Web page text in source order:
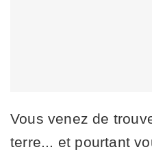
Vous venez de
terre... et pourtant